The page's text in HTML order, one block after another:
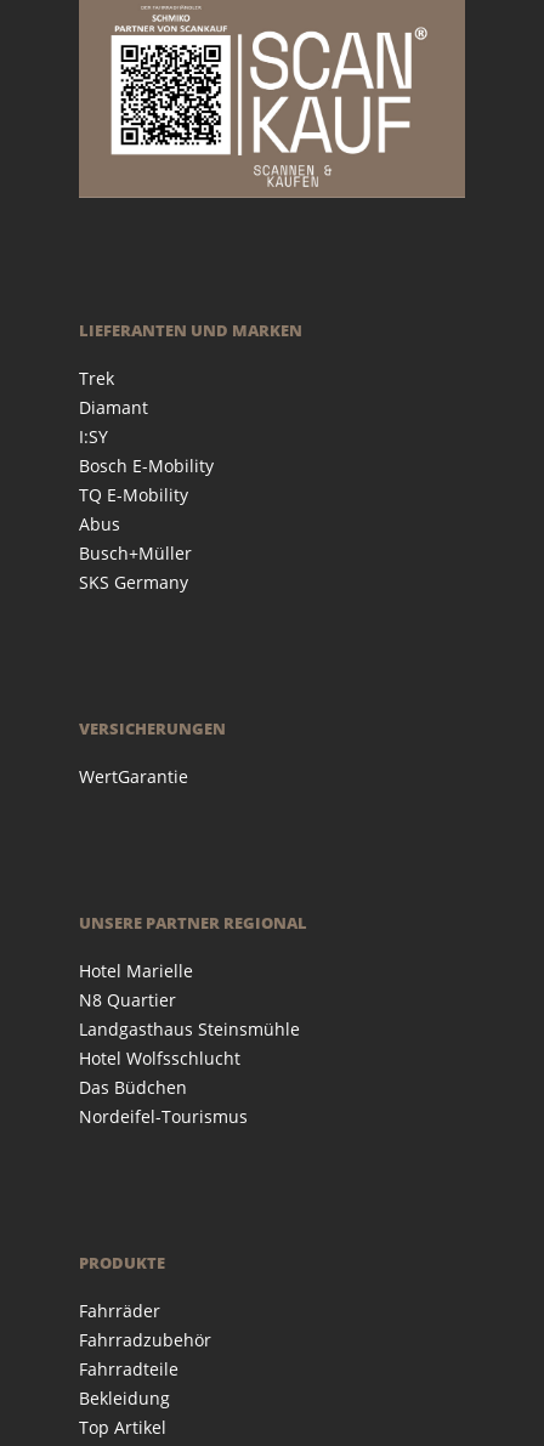
LIEFERANTEN UND MARKEN
Trek
Diamant
I:SY
Bosch E-Mobility
TQ E-Mobility
Abus
Busch+Müller
SKS Germany
VERSICHERUNGEN
WertGarantie
UNSERE PARTNER REGIONAL
Hotel Marielle
N8 Quartier
Landgasthaus Steinsmühle
Hotel Wolfsschlucht
Das Büdchen
Nordeifel-Tourismus
PRODUKTE
Fahrräder
Fahrradzubehör
Fahrradteile
Bekleidung
Top Artikel